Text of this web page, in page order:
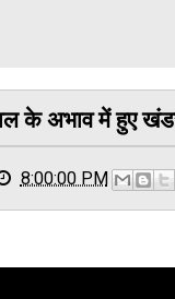
के अभाव में हुए
8:00:00 PM